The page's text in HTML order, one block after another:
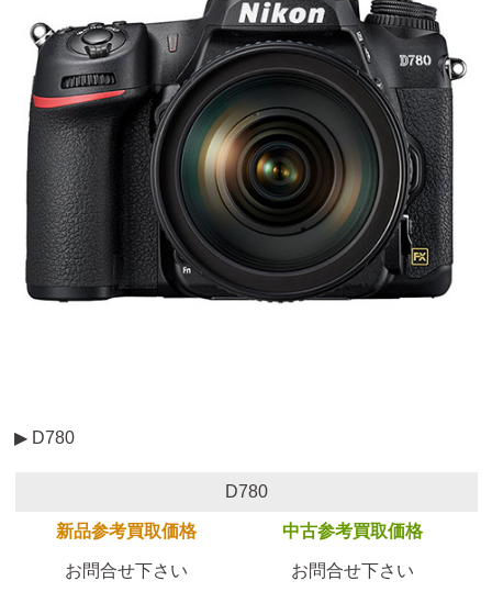
▶ D780
D780
新品参考買取価格 中古参考買取価格
お問合せ下さい お問合せ下さい